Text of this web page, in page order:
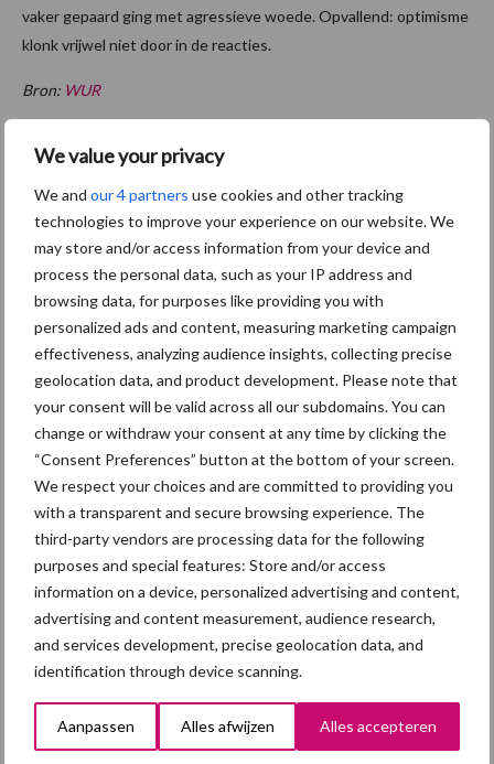
We value your privacy
We and our 4 partners use cookies and other tracking
technologies to improve your experience on our website. We
may store and/or access information from your device and
process the personal data, such as your IP address and
browsing data, for purposes like providing you with
personalized ads and content, measuring marketing campaign
effectiveness, analyzing audience insights, collecting precise
geolocation data, and product development. Please note that
your consent will be valid across all our subdomains. You can
change or withdraw your consent at any time by clicking the
“Consent Preferences” button at the bottom of your screen.
We respect your choices and are committed to providing you
with a transparent and secure browsing experience. The
third-party vendors are processing data for the following
purposes and special features: Store and/or access
information on a device, personalized advertising and content,
advertising and content measurement, audience research,
and services development, precise geolocation data, and
identification through device scanning.
Aanpassen Alles afwijzen Alles accepteren
vaker gepaard ging met agressieve woede. Opvallend: optimisme
klonk vrijwel niet door in de reacties.
Bron: WUR
Primaire
Sidebar
Recent nieuws Partner nieuws
5 aug
“Vraag naar praktische
hygieneoplossingen is in Polen
5 aug
Eliminatieprotocol voor
Maak uw keuze:
DierengezondheidHuisvesting
Toon meer